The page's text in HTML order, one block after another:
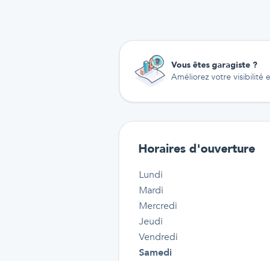
Vous êtes garagiste ?
Améliorez votre visibilité
Horaires d'ouverture
Lundi
Mardi
Mercredi
Jeudi
Vendredi
Samedi